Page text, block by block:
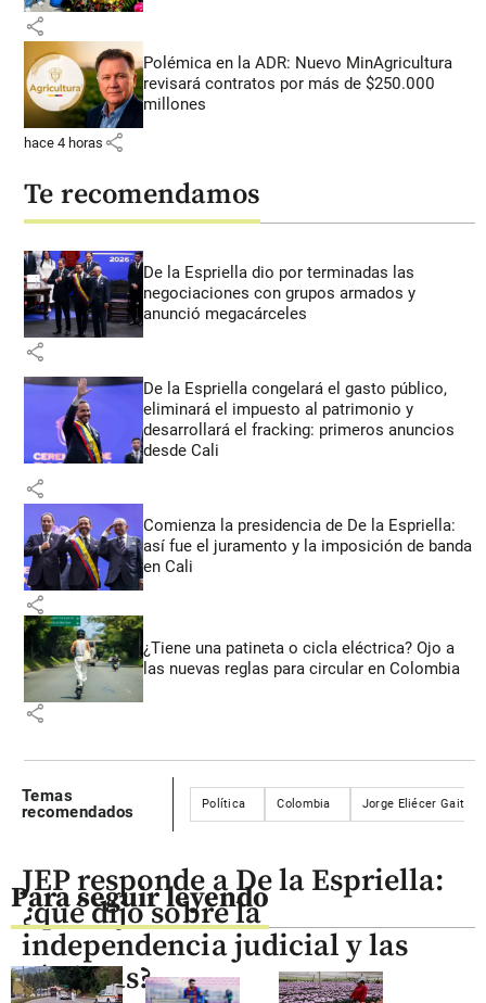
share
Polémica en la ADR: Nuevo MinAgricultura
revisará contratos por más de $250.000
millones
hace 4 horas share
Te recomendamos
De la Espriella dio por terminadas las
negociaciones con grupos armados y
anunció megacárceles
share
De la Espriella congelará el gasto público,
eliminará el impuesto al patrimonio y
desarrollará el fracking: primeros anuncios
desde Cali
share
Comienza la presidencia de De la Espriella:
así fue el juramento y la imposición de banda
en Cali
share
¿Tiene una patineta o cicla eléctrica? Ojo a
las nuevas reglas para circular en Colombia
share
Temas
recomendados
Política Colombia Jorge Eliécer Gaitán
Para seguir leyendo
JEP responde a De la Espriella:
¿qué dijo sobre la
independencia judicial y las
víctimas?